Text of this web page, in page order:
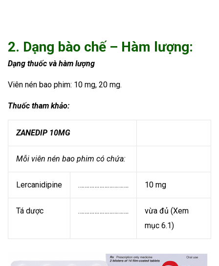
2. Dạng bào chế – Hàm lượng:
Dạng thuốc và hàm lượng
Viên nén bao phim: 10 mg, 20 mg.
Thuốc tham khảo:
ZANEDIP 10MG
Mỗi viên nén bao phim có chứa:
Lercanidipine …………………………. 10 mg
Tá dược ………………………….
vừa đủ (Xem
mục 6.1)